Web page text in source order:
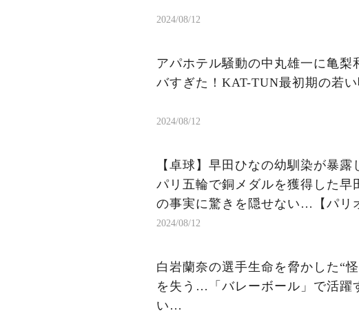
2024/08/12
アパホテル騒動の中丸雄一に亀
バすぎた！KAT-TUN最初期の若
2024/08/12
【卓球】早田ひなの幼馴染が暴
パリ五輪で銅メダルを獲得した
の事実に驚きを隠せない…【パリ
2024/08/12
白岩蘭奈の選手生命を脅かした“
を失う…「バレーボール」で活躍
い…